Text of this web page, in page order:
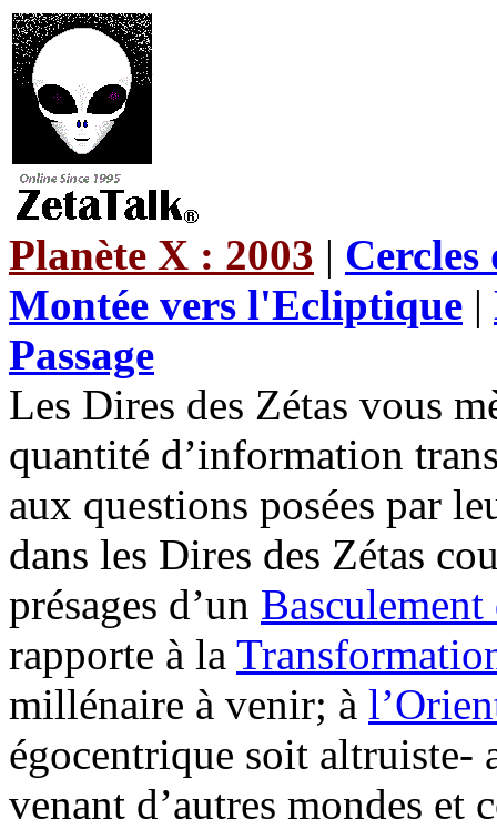
Planète X : 2003 |
Montée vers l'Ecliptique |
Passage
Les Dires des Zétas vous
quantité d’information
aux questions posées par
dans les Dires des Zétas
présages d’un Basculement
rapporte à la
millénaire à venir; à
égocentrique soit altruiste-
venant d’autres mondes et